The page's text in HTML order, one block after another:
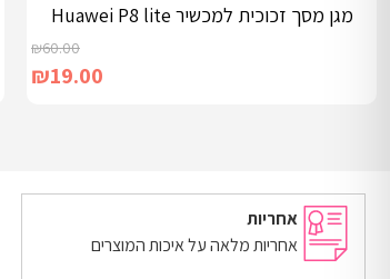
מגן מסך זכוכית למכשיר Huawei P8 lite
₪60.00
₪19.00
הוספה לסל
אחריות
אחריות מלאה על איכות המוצרים